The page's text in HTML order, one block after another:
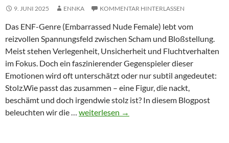
9. JUNI 2025 ENNKA KOMMENTAR HINTERLASSEN
Das ENF-Genre (Embarrassed Nude Female) lebt vom
reizvollen Spannungsfeld zwischen Scham und Bloßstellung.
Meist stehen Verlegenheit, Unsicherheit und Fluchtverhalten
im Fokus. Doch ein faszinierender Gegenspieler dieser
Emotionen wird oft unterschätzt oder nur subtil angedeutet:
Stolz.Wie passt das zusammen – eine Figur, die nackt,
beschämt und doch irgendwie stolz ist? In diesem Blogpost
beleuchten wir die … Stolz
weiterlesen →